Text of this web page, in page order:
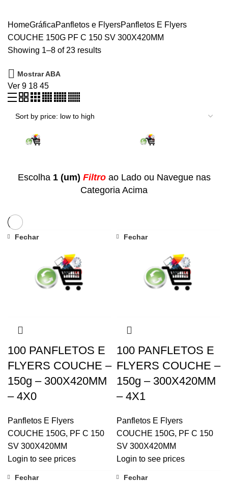
HomeGráficaPanfletos e FlyersPanfletos E Flyers
COUCHE 150G PF C 150 SV 300X420MM
Showing 1–8 of 23 results
Mostrar ABA
Ver 9 18 45
Escolha 1 (um) Filtroao Lado ou Navegue nas
Categoria Acima
Fechar
100 PANFLETOS E
FLYERS COUCHE –
150g – 300X420MM
– 4X0
Panfletos E Flyers
COUCHE 150G, PF C 150
SV 300X420MM
Login to see prices
Fechar
100 PANFLETOS E
FLYERS COUCHE –
150g – 300X420MM
– 4X1
Panfletos E Flyers
COUCHE 150G, PF C 150
SV 300X420MM
Login to see prices
Fechar Fechar